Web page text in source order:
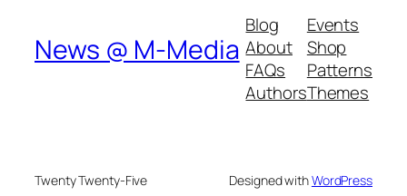
News @ M-Media
Blog
About
FAQs
Authors
Events
Shop
Patterns
Themes
Twenty Twenty-Five Designed withWordPress